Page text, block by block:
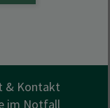
& Kontakt
im Notfall